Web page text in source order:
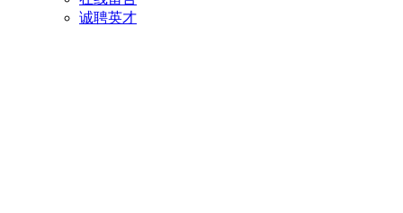
诚聘英才